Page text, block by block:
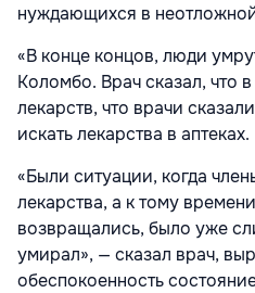
нуждающихся в
«В конце концов, люди
Коломбо. Врач сказал, что
лекарств, что врачи
искать лекарства в аптеках.
«Были ситуации, когда
лекарства, а к тому
возвращались, было уже
умирал», — сказал врач,
обеспокоенность